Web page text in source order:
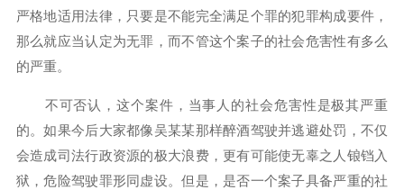
严格地适用法律，只要是不能完全满足个罪的犯罪构成要件，
那么就应当认定为无罪，而不管这个案子的社会危害性有多么
的严重。
不可否认，这个案件，当事人的社会危害性是极其严重
的。如果今后大家都像吴某某那样醉酒驾驶并逃避处罚，不仅
会造成司法行政资源的极大浪费，更有可能使无辜之人锒铛入
狱，危险驾驶罪形同虚设。但是，是否一个案子具备严重的社